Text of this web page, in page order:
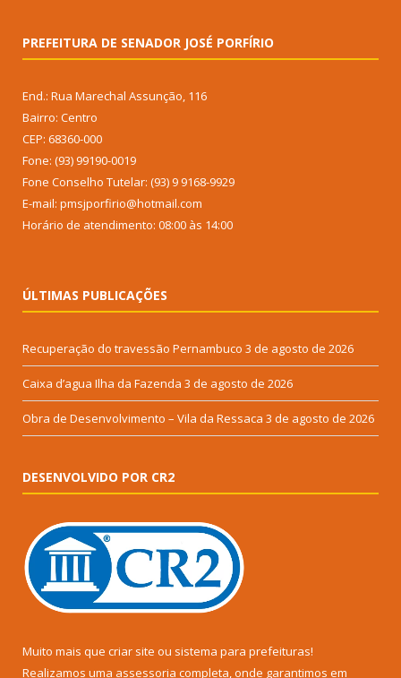
PREFEITURA DE SENADOR JOSÉ PORFÍRIO
End.: Rua Marechal Assunção, 116
Bairro: Centro
CEP: 68360-000
Fone: (93) 99190-0019
Fone Conselho Tutelar: (93) 9 9168-9929
E-mail: pmsjporfirio@hotmail.com
Horário de atendimento: 08:00 às 14:00
ÚLTIMAS PUBLICAÇÕES
Recuperação do travessão Pernambuco 3 de agosto de 2026
Caixa d’agua Ilha da Fazenda 3 de agosto de 2026
Obra de Desenvolvimento – Vila da Ressaca 3 de agosto de 2026
DESENVOLVIDO POR CR2
Muito mais que criar site ou sistema para prefeituras!
Realizamos uma assessoria completa, onde garantimos em